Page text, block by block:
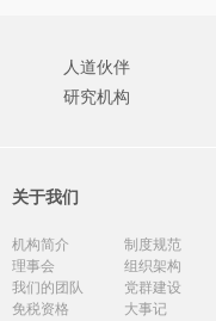
人道伙伴
研究机构
关于我们
机构简介
制度规范
理事会
组织架构
我们的团队
党群建设
免税资格
大事记